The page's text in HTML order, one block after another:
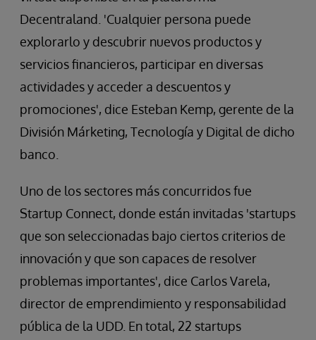
Decentraland. 'Cualquier persona puede
explorarlo y descubrir nuevos productos y
servicios financieros, participar en diversas
actividades y acceder a descuentos y
promociones', dice Esteban Kemp, gerente de la
División Márketing, Tecnología y Digital de dicho
banco.
Uno de los sectores más concurridos fue
Startup Connect, donde están invitadas 'startups
que son seleccionadas bajo ciertos criterios de
innovación y que son capaces de resolver
problemas importantes', dice Carlos Varela,
director de emprendimiento y responsabilidad
pública de la UDD. En total, 22 startups